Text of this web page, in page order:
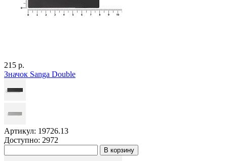
215 р.
Значок Sanga Double
Артикул: 19726.13
Доступно: 2972
В корзину